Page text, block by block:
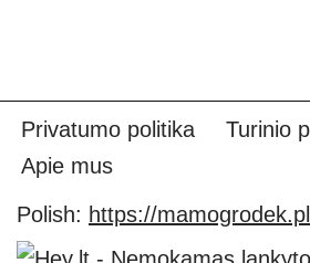
Privatumo politika
Turinio
Apie mus
Polish: https://